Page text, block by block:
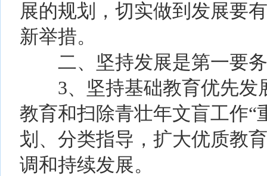
展的规划，切实做到发展要
新举措。
二、坚持发展是第一要务
3、坚持基础教育优先发
教育和扫除青壮年文盲工作“
划、分类指导，扩大优质教
调和持续发展。